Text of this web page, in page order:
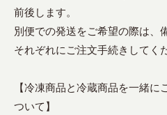
前後します。
別便での発送をご希望の際は、
それぞれにご注文手続きしてく
【冷凍商品と冷蔵商品を一緒
ついて】